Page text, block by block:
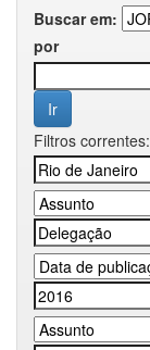
Buscar em:
por
Filtros correntes: